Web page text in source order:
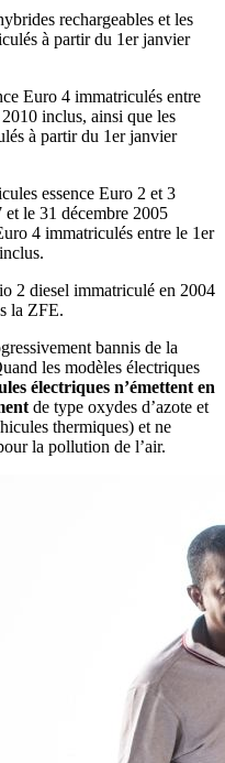
rechargeables et les
à partir du 1er janvier
Euro 4 immatriculés entre
inclus, ainsi que les
à partir du 1er janvier
essence Euro 2 et 3
le 31 décembre 2005
4 immatriculés entre le 1er
2 diesel immatriculé en 2004
la ZFE.
bannis de la
les modèles électriques
électriques n’émettent en
de type oxydes d’azote et
thermiques) et ne
la pollution de l’air.